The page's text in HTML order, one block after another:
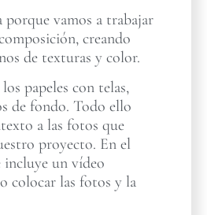
porque vamos a trabajar
creando
de texturas y color.
papeles con telas,
de fondo. Todo ello
a las fotos que
proyecto. En el
un vídeo
colocar las fotos y la